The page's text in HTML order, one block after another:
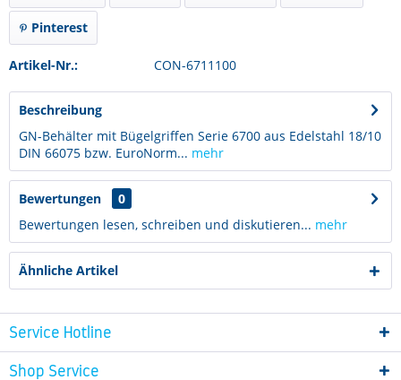
Pinterest
Artikel-Nr.: CON-6711100
Beschreibung
GN-Behälter mit Bügelgriffen Serie 6700 aus Edelstahl 18/10
DIN 66075 bzw. EuroNorm... mehr
Bewertungen
0
Bewertungen lesen, schreiben und diskutieren... mehr
Ähnliche Artikel
Service Hotline
Shop Service